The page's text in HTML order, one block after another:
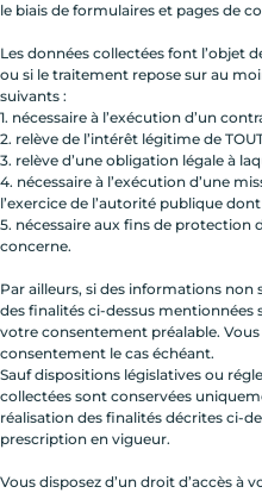
le biais de formulaires et pages de
Les données collectées font l’objet
ou si le traitement repose sur au
suivants :
1. nécessaire à l’exécution d’un
2. relève de l’intérêt légitime de
3. relève d’une obligation légale à
4. nécessaire à l’exécution d’une
l’exercice de l’autorité publique dont
5. nécessaire aux fins de protection
concerne.
Par ailleurs, si des informations non
des finalités ci-dessus mentionnées
votre consentement préalable.
consentement le cas échéant.
Sauf dispositions législatives ou
collectées sont conservées
réalisation des finalités décrites ci-
prescription en vigueur.
Vous disposez d’un droit d’accès à